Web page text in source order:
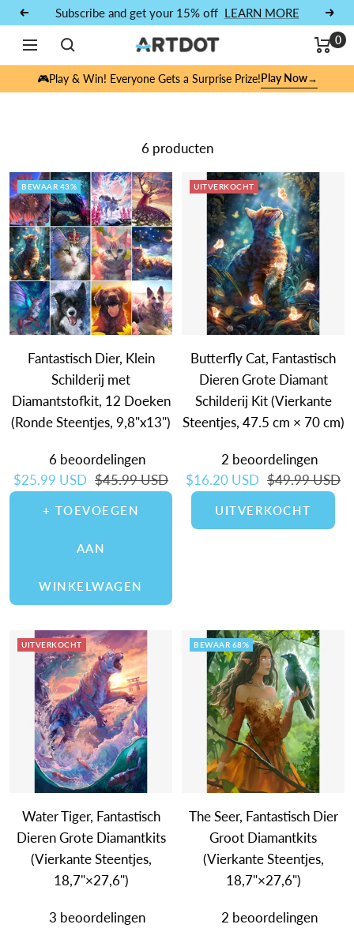
Doorgaan naar artikel
Vorig Subscribe and get your 15% off LEARN MORE
Navigatie ARTDOT
0
🎮Play & Win! Everyone Gets a Surprise Prize!Play Now→
6 producten
BEWAAR 43%
Fantastisch Dier, Klein
Schilderij met
Diamantstofkit, 12 Doeken
(Ronde Steentjes, 9,8"x13")
6 beoordelingen
Verkoopprijs
$25.99 USD Normale prijs
$45.99 USD
+ TOEVOEGEN
AAN
WINKELWAGEN
UITVERKOCHT
Butterfly Cat, Fantastisch
Dieren Grote Diamant
Schilderij Kit (Vierkante
Steentjes, 47.5 cm × 70 cm)
2 beoordelingen
Verkoopprijs
$16.20 USD Normale prijs
$49.99 USD
UITVERKOCHT
UITVERKOCHT
Water Tiger, Fantastisch
Dieren Grote Diamantkits
(Vierkante Steentjes,
18,7"×27,6")
3 beoordelingen
BEWAAR 68%
The Seer, Fantastisch Dier
Groot Diamantkits
(Vierkante Steentjes,
18,7"×27,6")
2 beoordelingen